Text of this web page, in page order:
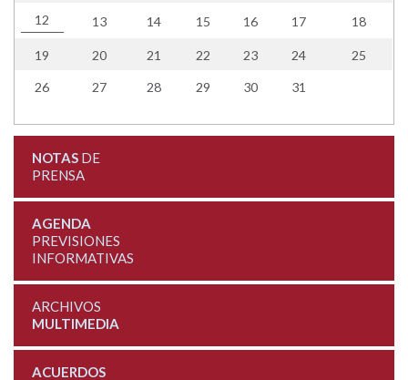
12 13 14 15 16 17 18
19 20 21 22 23 24 25
26 27 28 29 30 31
NOTASDE
PRENSA
AGENDA
PREVISIONES
INFORMATIVAS
ARCHIVOS
MULTIMEDIA
ACUERDOS